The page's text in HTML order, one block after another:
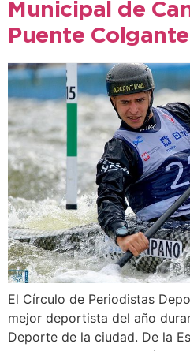
Municipal de
Puente
El Círculo de Periodistas
mejor deportista del año
Deporte de la ciudad. De la